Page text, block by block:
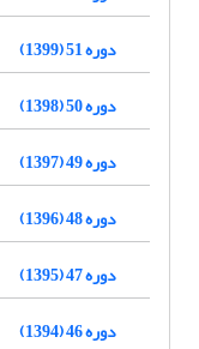
دوره 51 (1399)
دوره 50 (1398)
دوره 49 (1397)
دوره 48 (1396)
دوره 47 (1395)
دوره 46 (1394)